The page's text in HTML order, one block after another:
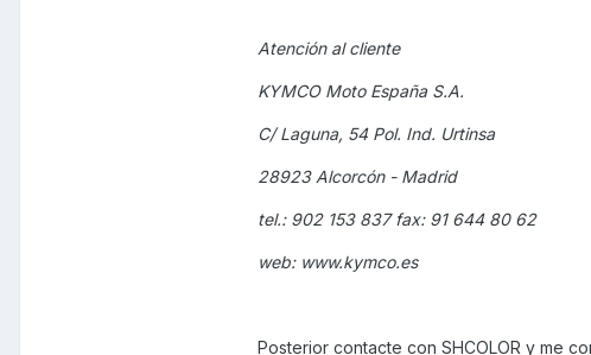
Atención al cliente
KYMCO Moto España S.A.
C/ Laguna, 54 Pol. Ind. Urtinsa
28923 Alcorcón - Madrid
tel.: 902 153 837 fax: 91 644 80 62
web: www.kymco.es
Posterior contacte con SHCOLOR y me